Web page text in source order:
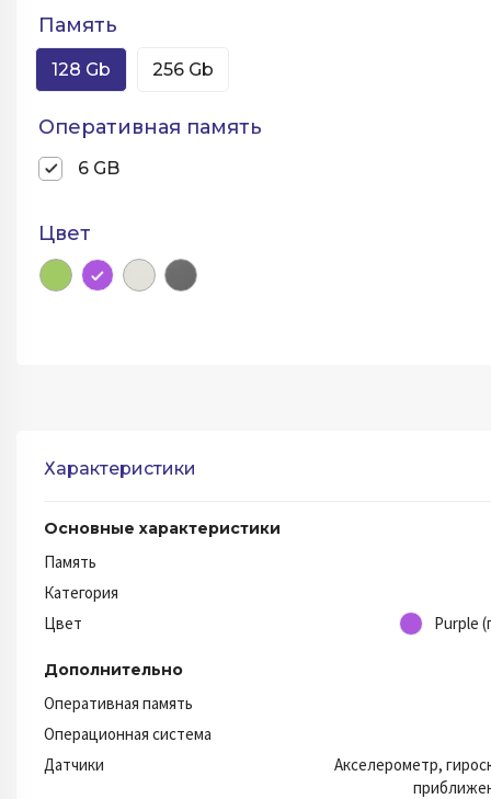
Память
128 Gb 256 Gb
Оперативная память
6 GB
Цвет
Характеристики
Основные характеристики
Память
Категория
Цвет
Purple
Дополнительно
Оперативная память
Операционная система
Датчики
Акселерометр,